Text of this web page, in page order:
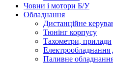
Човни і мотори Б/У
Обладнання
Дистанційне
Тюнінг корпусу
Тахометри, прилади
Електрообладнання
Паливне